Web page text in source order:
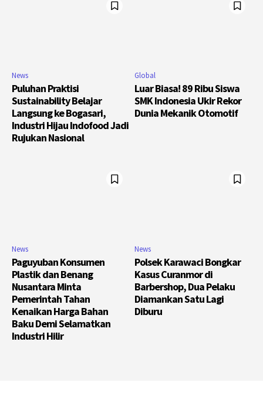
News
Puluhan Praktisi
Sustainability Belajar
Langsung ke Bogasari,
Industri Hijau Indofood Jadi
Rujukan Nasional
Global
Luar Biasa! 89 Ribu Siswa
SMK Indonesia Ukir Rekor
Dunia Mekanik Otomotif
News
Paguyuban Konsumen
Plastik dan Benang
Nusantara Minta
Pemerintah Tahan
Kenaikan Harga Bahan
Baku Demi Selamatkan
Industri Hilir
News
Polsek Karawaci Bongkar
Kasus Curanmor di
Barbershop, Dua Pelaku
Diamankan Satu Lagi
Diburu